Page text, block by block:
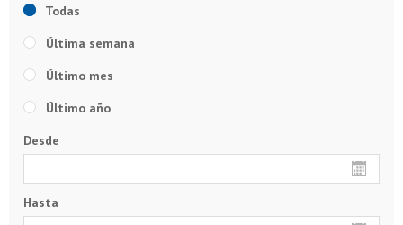
Todas
Última semana
Último mes
Último año
Desde
Hasta